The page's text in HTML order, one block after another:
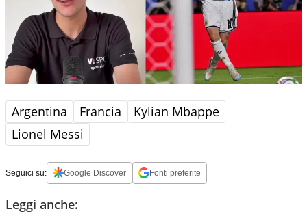
Argentina Francia
Kylian Mbappe
Lionel Messi
Seguici su: Google Discover Fonti preferite
Leggi anche: